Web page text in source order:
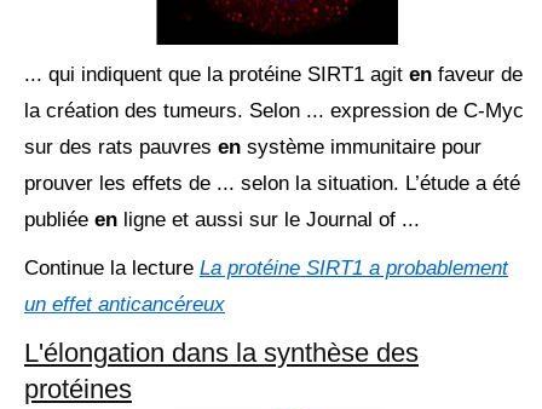
... qui indiquent que la protéine SIRT1 agit en faveur de
la création des tumeurs. Selon ... expression de C-Myc
sur des rats pauvres en système immunitaire pour
prouver les effets de ... selon la situation. L’étude a été
publiée en ligne et aussi sur le Journal of ...
Continue la lecture La protéine SIRT1 a probablement
un effet anticancéreux
L'élongation dans la synthèse des
protéines